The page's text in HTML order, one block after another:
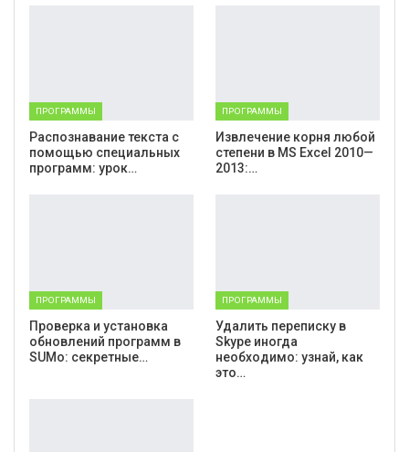
ПРОГРАММЫ
Распознавание текста с
помощью специальных
программ: урок…
ПРОГРАММЫ
Извлечение корня любой
степени в MS Excel 2010—
2013:…
ПРОГРАММЫ
Проверка и установка
обновлений программ в
SUMo: секретные…
ПРОГРАММЫ
Удалить переписку в
Skype иногда
необходимо: узнай, как
это…